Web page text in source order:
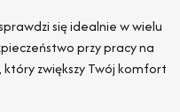
się idealnie w wielu
przy pracy na
zwiększy Twój komfort